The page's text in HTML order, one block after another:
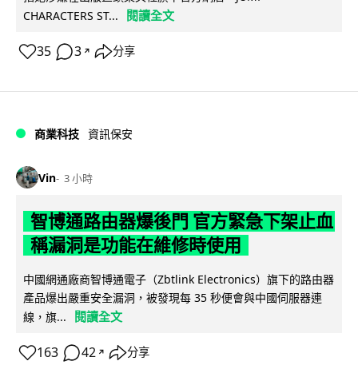
CHARACTERS ST...
閱讀全文
35 3 ↗ 分享
商業科技 資訊保安
Vin 3 小時
智博通路由器爆後門 官方緊急下架止血
稱漏洞是功能在維修時使用
中國網通廠商智博通電子（Zbtlink Electronics）旗下的路由器
產品爆出嚴重安全漏洞，被發現每 35 秒便會與中國伺服器連
線，旗...
閱讀全文
163 42 ↗ 分享